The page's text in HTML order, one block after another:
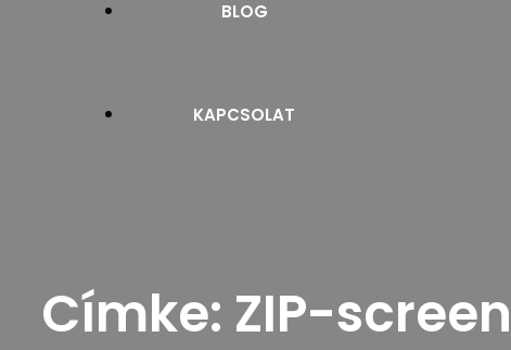
ZSALUZIA
BLOG
KAPCSOLAT
Címke: ZIP-screen